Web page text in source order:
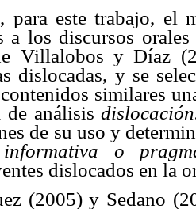
para este trabajo, el
a los discursos
Villalobos y Díaz
dislocadas, y se
similares
de análisis
de su uso y
informativa o
dislocados en la
(2005) y Sedano